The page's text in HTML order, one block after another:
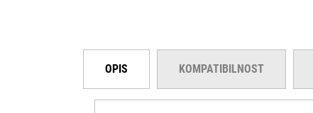
OPIS KOMPATIBILNOST